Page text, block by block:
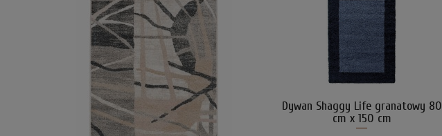
Dywan Shaggy Life granatowy 80
cm x 150 cm